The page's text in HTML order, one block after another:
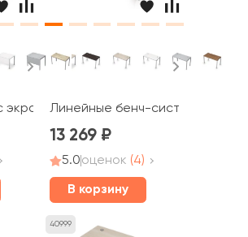
из ЛДСП (1200*600*750)
Линейные бенч-системы,
13 269
5.0оценок (4)
В корзину
40999